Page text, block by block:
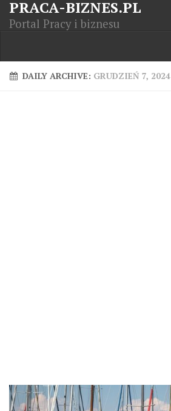
PRACA-BIZNES.PL
Portal Pracy i biznesu
Praca w kraju
DAILY ARCHIVE: GRUDZIEŃ 7, 2024